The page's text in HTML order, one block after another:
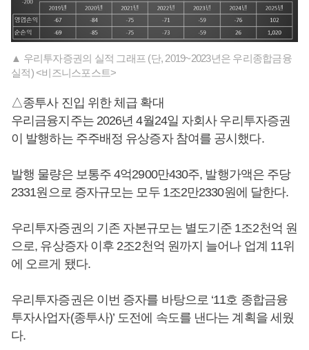
▲ 우리투자증권의 실적 그래프 (단, 2019~2023년은 우리종합금융
실적) <비즈니스포스트>
△종투사 진입 위한 체급 확대
우리금융지주는 2026년 4월24일 자회사 우리투자증권
이 발행하는 주주배정 유상증자 참여를 공시했다.
발행 물량은 보통주 4억2900만430주, 발행가액은 주당
2331원으로 증자규모는 모두 1조2만2330원에 달한다.
우리투자증권의 기존 자본규모는 별도기준 1조2천억 원
으로, 유상증자 이후 2조2천억 원까지 늘어나 업계 11위
에 오르게 됐다.
우리투자증권은 이번 증자를 바탕으로 ‘11호 종합금융
투자사업자(종투사)’ 도전에 속도를 낸다는 계획을 세웠
다.